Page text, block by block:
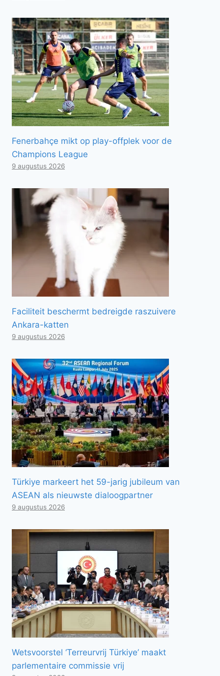
Fenerbahçe mikt op play-offplek voor de
Champions League
9 augustus 2026
Faciliteit beschermt bedreigde raszuivere
Ankara-katten
9 augustus 2026
Türkiye markeert het 59-jarig jubileum van
ASEAN als nieuwste dialoogpartner
9 augustus 2026
Wetsvoorstel ‘Terreurvrij Türkiye’ maakt
parlementaire commissie vrij